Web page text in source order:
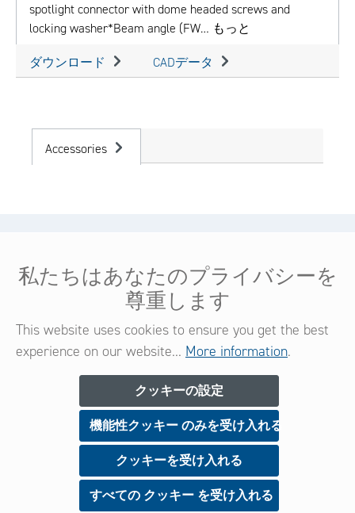
spotlight connector with dome headed screws and
locking washer*Beam angle (FW… もっと
ダウンロード CADデータ
Accessories
法的情報
ニュースレター
今すぐご登録いただくと、新製品や特典に関する情
報を常に受け​​取ることができます。
私たちはあなたのプライバシーを
尊重します
This website uses cookies to ensure you get the best
experience on our website... More information.
クッキーの設定
機能性クッキー のみを受け入れる
クッキーを受け入れる
すべての クッキー を受け入れる